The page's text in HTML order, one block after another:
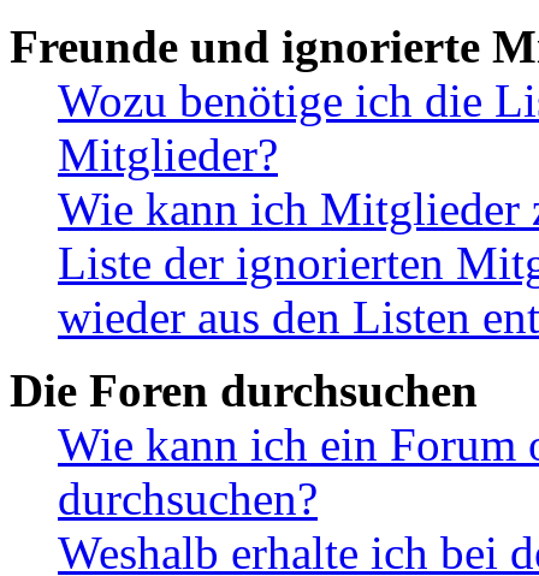
Freunde und ignorierte
Wozu benötige ich die
Mitglieder?
Wie kann ich Mitglieder
Liste der ignorierten
wieder aus den Listen
Die Foren durchsuchen
Wie kann ich ein Forum
durchsuchen?
Weshalb erhalte ich bei